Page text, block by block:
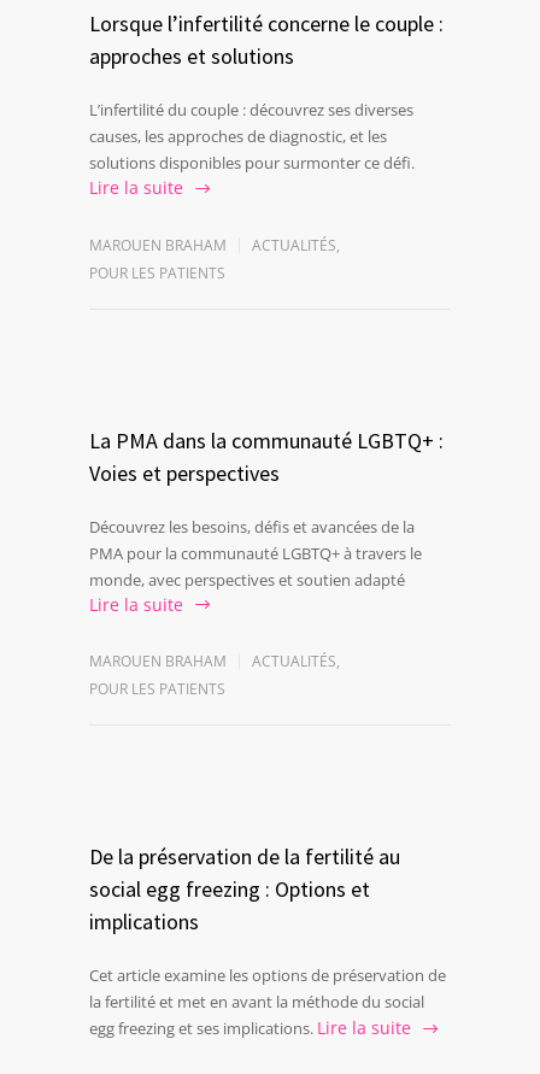
Lorsque l’infertilité concerne le couple :
approches et solutions
L’infertilité du couple : découvrez ses diverses
causes, les approches de diagnostic, et les
solutions disponibles pour surmonter ce défi.
Lire la suite
MAROUEN BRAHAM ACTUALITÉS,
POUR LES PATIENTS
La PMA dans la communauté LGBTQ+ :
Voies et perspectives
Découvrez les besoins, défis et avancées de la
PMA pour la communauté LGBTQ+ à travers le
monde, avec perspectives et soutien adapté
Lire la suite
MAROUEN BRAHAM ACTUALITÉS,
POUR LES PATIENTS
De la préservation de la fertilité au
social egg freezing : Options et
implications
Cet article examine les options de préservation de
la fertilité et met en avant la méthode du social
egg freezing et ses implications. Lire la suite